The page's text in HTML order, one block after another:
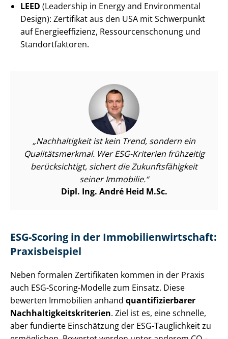
LEED (Leadership in Energy and Environmental
Design): Zertifikat aus den USA mit Schwerpunkt
auf En­er­gie­ef­fi­zi­enz, Res­sour­cen­scho­nung und
Stand­ort­fak­to­ren.
Nachhaltigkeit ist kein Trend, sondern ein
Qua­li­täts­merk­mal. Wer ESG-Kriterien frühzeitig
berücksichtigt, sichert die Zu­kunfts­fä­hig­keit
seiner Immobilie.
Dipl. Ing. André Heid M.Sc.
ESG-Scoring in der Im­mo­bi­li­en­wirt­schaft:
Praxisbeispiel
Neben formalen Zertifikaten kommen in der Praxis
auch ESG-Scoring-Modelle zum Einsatz. Diese
bewerten Immobilien anhand quan­ti­fi­zier­ba­rer
Nach­hal­tig­keits­kri­te­ri­en. Ziel ist es, eine schnelle,
aber fundierte Einschätzung der ESG-Tauglichkeit zu